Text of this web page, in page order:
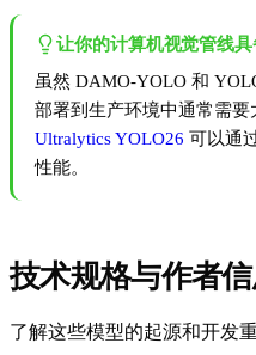
让你的计算机视觉管线
虽然 DAMO-YOLO 和
部署到生产环境中通常需
Ultralytics YOLO26 可以通
性能。
技术规格与作者
了解这些模型的起源和开发